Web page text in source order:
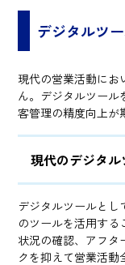
デジタルツ
現代の営業活動にお
ん。デジタルツール
客管理の精度向上が
現代のデジタ
デジタルツールとし
のツールを活用す
状況の確認、アフタ
クを抑えて営業活動